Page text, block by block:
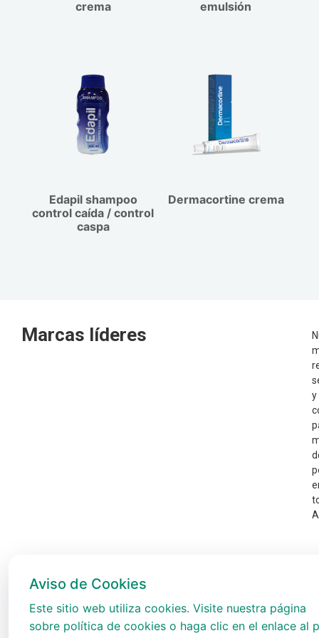
crema
emulsión
Edapil shampoo
control caída / control
caspa
Dermacortine crema
Marcas líderes
y
Aviso de Cookies
Este sitio web utiliza cookies. Visite nuestra página
sobre política de cookies o haga clic en el enlace al